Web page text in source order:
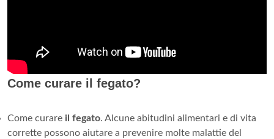
Come curare il fegato?
Come curare il fegato. Alcune abitudini alimentari e di vita
corrette possono aiutare a prevenire molte malattie del